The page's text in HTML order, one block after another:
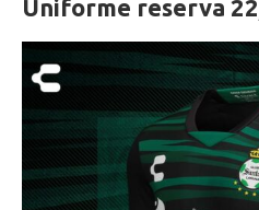
Uniforme reserva